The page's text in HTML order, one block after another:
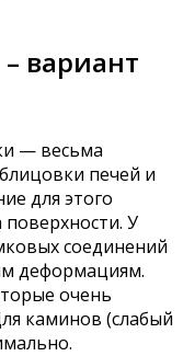
вариант
— весьма
печей и
для этого
У
соединений
деформациям.
очень
каминов (слабый